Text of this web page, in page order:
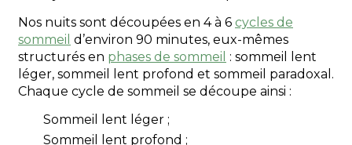
Nos nuits sont découpées en 4 à 6 cycles de
sommeil d’environ 90 minutes, eux-mêmes
structurés en phases de sommeil : sommeil lent
léger, sommeil lent profond et sommeil paradoxal.
Chaque cycle de sommeil se découpe ainsi :
Sommeil lent léger ;
Sommeil lent profond ;